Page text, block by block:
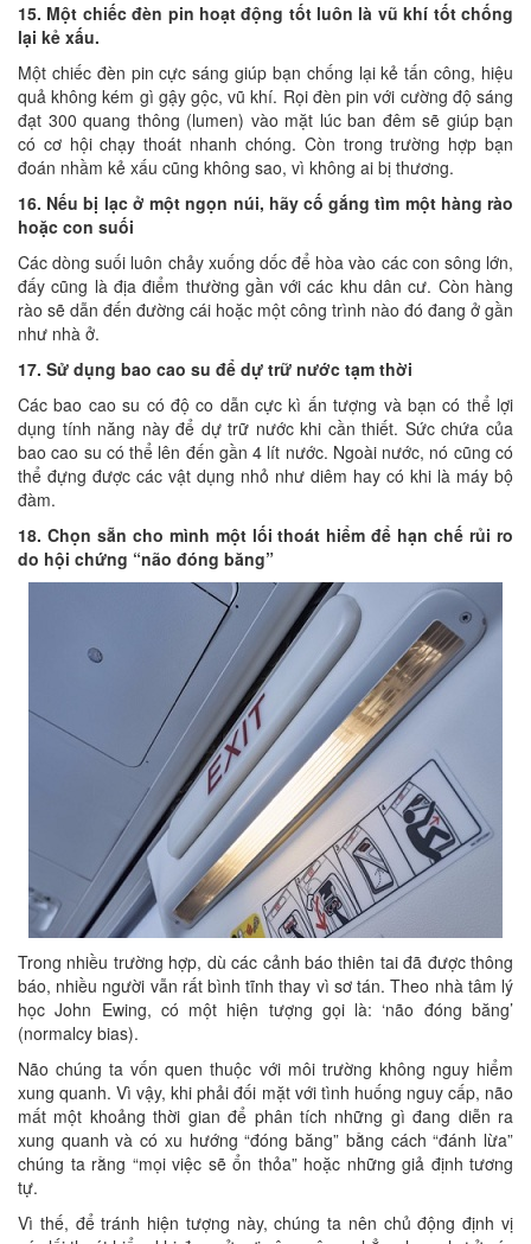
15. Một chiếc đèn pin hoạt động tốt luôn là vũ khí tốt chống
lại kẻ xấu.
Một chiếc đèn pin cực sáng giúp bạn chống lại kẻ tấn công, hiệu
quả không kém gì gậy gộc, vũ khí. Rọi đèn pin với cường độ sáng
đạt 300 quang thông (lumen) vào mặt lúc ban đêm sẽ giúp bạn
có cơ hội chạy thoát nhanh chóng. Còn trong trường hợp bạn
đoán nhầm kẻ xấu cũng không sao, vì không ai bị thương.
16. Nếu bị lạc ở một ngọn núi, hãy cố gắng tìm một hàng rào
hoặc con suối
Các dòng suối luôn chảy xuống dốc để hòa vào các con sông lớn,
đấy cũng là địa điểm thường gần với các khu dân cư. Còn hàng
rào sẽ dẫn đến đường cái hoặc một công trình nào đó đang ở gần
như nhà ở.
17. Sử dụng bao cao su để dự trữ nước tạm thời
Các bao cao su có độ co dẫn cực kì ấn tượng và bạn có thể lợi
dụng tính năng này để dự trữ nước khi cần thiết. Sức chứa của
bao cao su có thể lên đến gần 4 lít nước. Ngoài nước, nó cũng có
thể đựng được các vật dụng nhỏ như diêm hay có khi là máy bộ
đàm.
18. Chọn sẵn cho mình một lối thoát hiểm để hạn chế rủi ro
do hội chứng “não đóng băng”
Trong nhiều trường hợp, dù các cảnh báo thiên tai đã được thông
báo, nhiều người vẫn rất bình tĩnh thay vì sơ tán. Theo nhà tâm lý
học John Ewing, có một hiện tượng gọi là: ‘não đóng băng’
(normalcy bias).
Não chúng ta vốn quen thuộc với môi trường không nguy hiểm
xung quanh. Vì vậy, khi phải đối mặt với tình huống nguy cấp, não
mất một khoảng thời gian để phân tích những gì đang diễn ra
xung quanh và có xu hướng “đóng băng” bằng cách “đánh lừa”
chúng ta rằng “mọi việc sẽ ổn thỏa” hoặc những giả định tương
tự.
Vì thế, để tránh hiện tượng này, chúng ta nên chủ động định vị